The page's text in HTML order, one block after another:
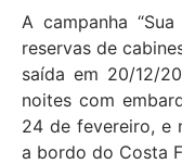
A campanha
reservas de
saída em 20/12/
noites com
24 de fevereiro, e
a bordo do Costa